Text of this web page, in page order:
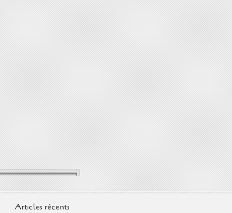
Articles récents